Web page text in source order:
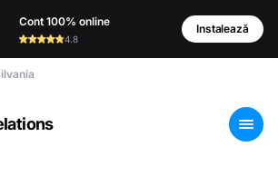
Cont 100% online
4.8
Instalează